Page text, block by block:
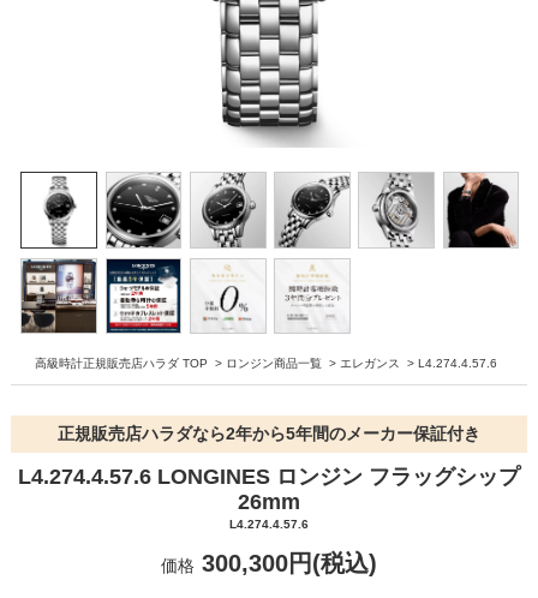
高級時計正規販売店ハラダ TOP > ロンジン商品一覧 > エレガンス > L4.274.4.57.6
正規販売店ハラダなら2年から5年間のメーカー保証付き
L4.274.4.57.6 LONGINES ロンジン フラッグシップ
26mm
L4.274.4.57.6
価格 300,300円(税込)